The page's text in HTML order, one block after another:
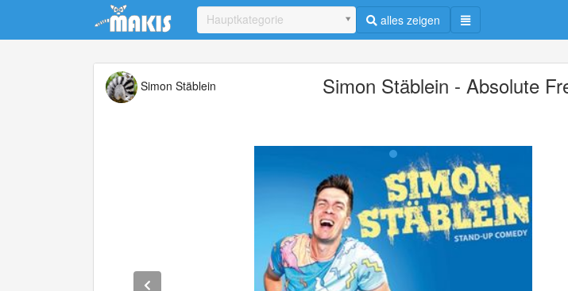
Update cookies preferences
Hauptkategorie alles zeigen
Simon Stäblein Simon Stäblein - Absolute